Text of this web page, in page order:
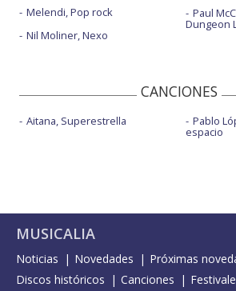
Melendi, Pop rock
Nil Moliner, Nexo
Paul
Dungeon
CANCIONES
Aitana, Superestrella Pablo
espacio
MUSICALIA
Noticias Novedades
Próximas
Discos históricos
Canciones